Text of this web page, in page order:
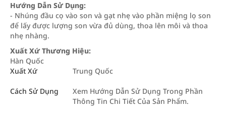
Hướng Dẫn Sử Dụng:
- Nhúng đầu cọ vào son và gạt nhẹ vào phần miệng lọ son
để lấy được lượng son vừa đủ dùng, thoa lên môi và thoa
nhẹ nhàng.
Xuất Xứ Thương Hiệu:
Hàn Quốc
Xuất Xứ
Trung Quốc
Cách Sử Dụng
Xem Hướng Dẫn Sử Dụng Trong Phần
Thông Tin Chi Tiết Của Sản Phẩm.